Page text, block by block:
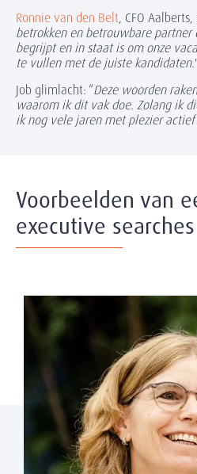
Ronnie van den Belt, CFO
betrokken en betrouwbare partner
begrijpt en in staat is om onze
te vullen met de juiste kandidaten.
Job glimlacht: “Deze woorden
waarom ik dit vak doe. Zolang ik
ik nog vele jaren met plezier
Voorbeelden van
executive searches